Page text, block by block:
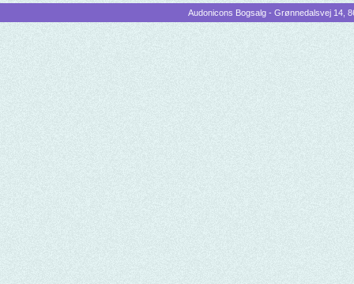
Audonicons Bogsalg - Grønnedalsvej 14,